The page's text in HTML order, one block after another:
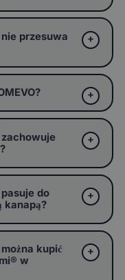
przesuwa
zachowuje
do
kanapą?
kupić
w